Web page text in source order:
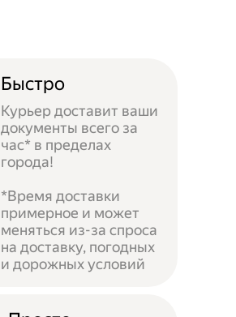
Быстро
Курьер доставит ваши
документы всего за
час* в пределах
города!
*Время доставки
примерное и может
меняться из-за спроса
на доставку, погодных
и дорожных условий